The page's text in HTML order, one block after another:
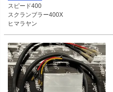
スピード400
スクランブラー400X
ヒマラヤン
ハンター